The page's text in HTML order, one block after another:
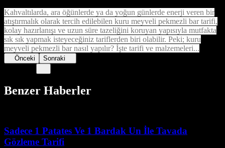
Kahvaltılarda, ara öğünlerde ya da yoğun günlerde enerji veren bir
atıştırmalık olarak tercih edilebilen kuru meyveli pekmezli bar tarifi,
kolay hazırlanışı ve uzun süre tazeliğini koruyan yapısıyla mutfakta
sık sık yapmak isteyeceğiniz tariflerden biri olabilir. Peki; kuru
meyveli pekmezli bar nasıl yapılır? İşte tarifi ve malzemeleri...
Önceki Sonraki
Benzer Haberler
Sadece 1 Patates Ve 1 Bardak Un İle Tavada
Gözleme Tarifi